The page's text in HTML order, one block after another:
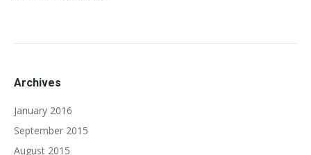
Archives
January 2016
September 2015
August 2015